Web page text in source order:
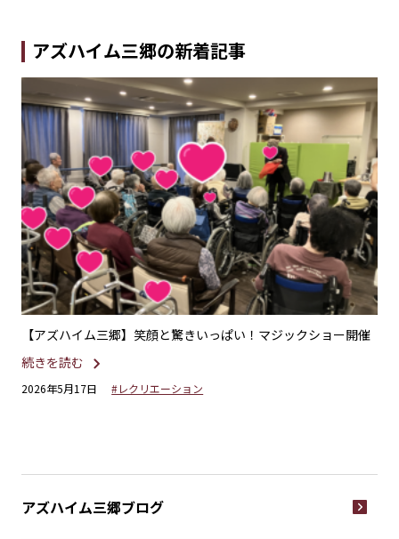
アズハイム三郷の新着記事
【アズハイム三郷】笑顔と驚きいっぱい！マジックショー開催
続きを読む
2026年5月17日 #レクリエーション
アズハイム三郷ブログ